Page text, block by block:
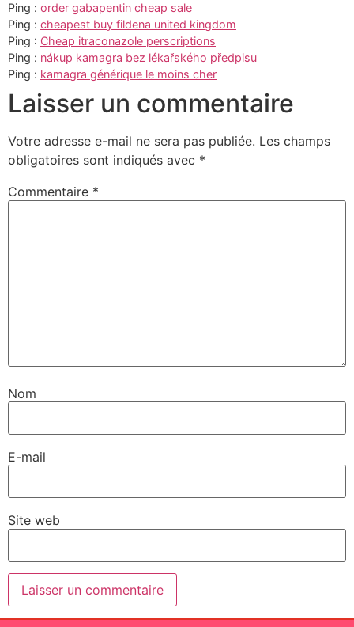
Ping : order gabapentin cheap sale
Ping : cheapest buy fildena united kingdom
Ping : Cheap itraconazole perscriptions
Ping : nákup kamagra bez lékařského předpisu
Ping : kamagra générique le moins cher
Laisser un commentaire
Votre adresse e-mail ne sera pas publiée. Les champs
obligatoires sont indiqués avec *
Commentaire *
Nom
E-mail
Site web